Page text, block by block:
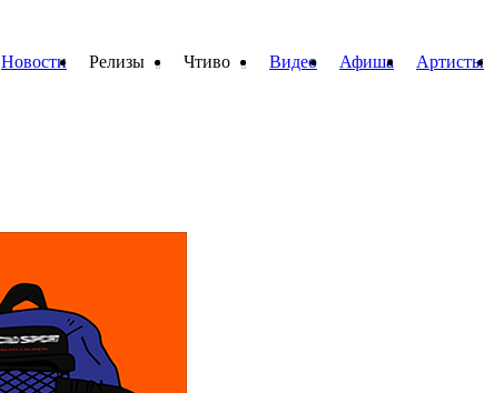
Новости Релизы Чтиво Видео Афиша Артисты